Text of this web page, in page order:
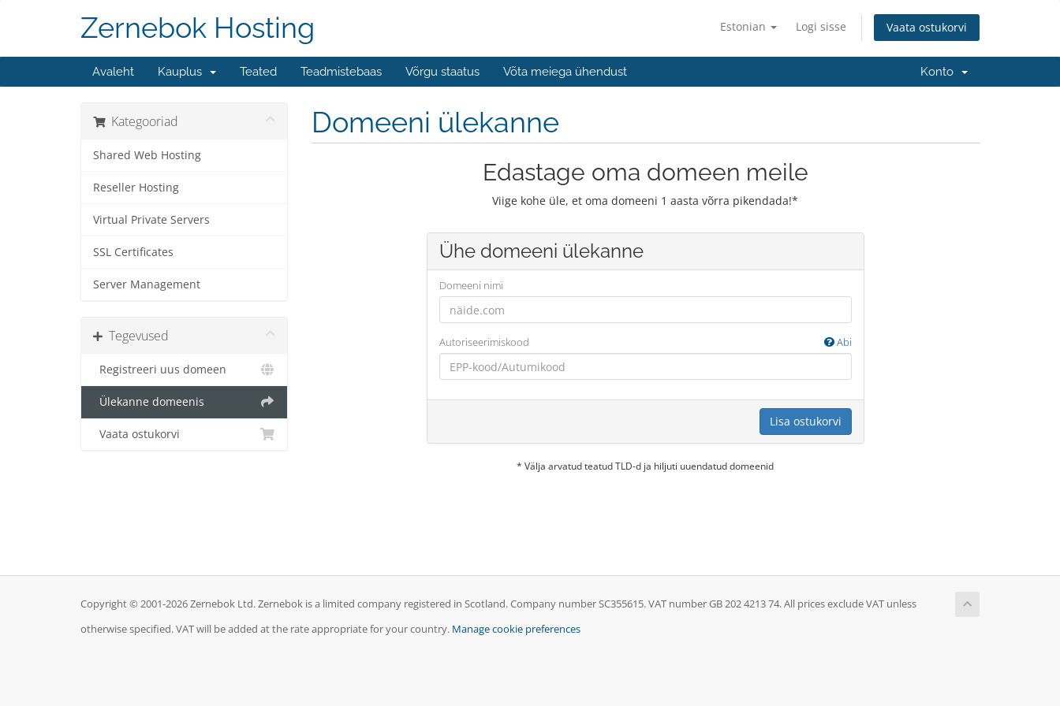
Estonian Logi sisse Vaata ostukorvi
Zernebok Hosting
Avaleht Kauplus Teated Teadmistebaas Võrgu staatus Võta meiega ühendust Konto
Kategooriad
Shared Web Hosting
Reseller Hosting
Virtual Private Servers
SSL Certificates
Server Management
Tegevused
Registreeri uus domeen
Ülekanne domeenis
Vaata ostukorvi
Domeeni ülekanne
Edastage oma domeen meile
Viige kohe üle, et oma domeeni 1 aasta võrra pikendada!*
Ühe domeeni ülekanne
Domeeni nimi
Autoriseerimiskood Abi
Lisa ostukorvi
* Välja arvatud teatud TLD-d ja hiljuti uuendatud domeenid
Copyright © 2001-2026 Zernebok Ltd. Zernebok is a limited company registered in Scotland. Company number SC355615. VAT number GB 202 4213 74. All prices exclude VAT unless
otherwise specified. VAT will be added at the rate appropriate for your country. Manage cookie preferences